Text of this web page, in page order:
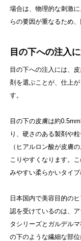
場合は、物理的な刺激
らの要因が重なるため
目の下への注入
目の下への注入には、
剤を選ぶことが、仕上
す。
目の下の皮膚は約
り、硬さのある製剤や
（ヒアルロン酸が皮膚
こりやすくなります。
みやすい柔らかいタイ
日本国内で美容目的の
認を受けているのは、
タシリーズとガルデル
の下のような繊細な部